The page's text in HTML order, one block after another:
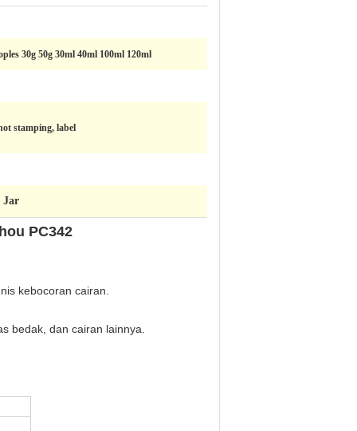
30g 50g 30ml 40ml 100ml 120ml
stamping, label
Jar
PC342
kebocoran cairan.
bedak, dan cairan lainnya.